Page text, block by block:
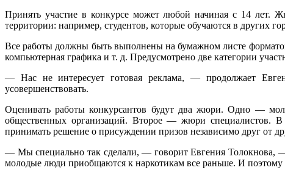
Принять участие в конкурсе может любой начиная с 14 лет.
территории: например, студентов, которые обучаются в других
Все работы должны быть выполнены на бумажном листе
компьютерная графика и т. д. Предусмотрено две категории
— Нас не интересует готовая реклама, — продолжает
усовершенствовать.
Оценивать работы конкурсантов будут два жюри. Одно —
общественных организаций. Второе — жюри специалистов. В
принимать решение о присуждении призов независимо друг от
— Мы специально так сделали, — говорит Евгения Толокнова,
молодые люди приобщаются к наркотикам все раньше. И поэтому